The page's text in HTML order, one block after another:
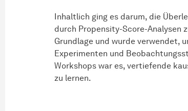
Inhaltlich ging es darum, die
durch Propensity-Score-Analysen
Grundlage und wurde verwendet,
Experimenten und
Workshops war es, vertiefende
zu lernen.